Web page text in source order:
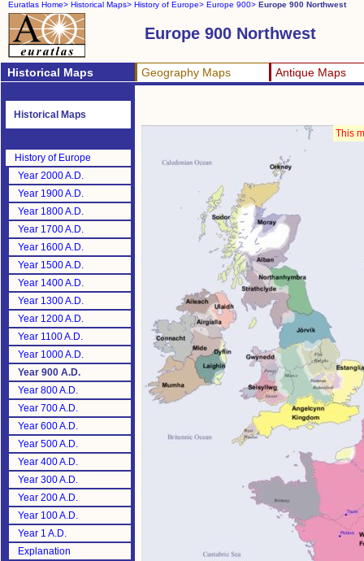
Euratlas Home> Historical Maps> History of Europe> Europe 900> Europe 900 Northwest
Europe 900 Northwest
Historical Maps Geography Maps Antique Maps
Historical Maps
History of Europe
Year 2000 A.D.
Year 1900 A.D.
Year 1800 A.D.
Year 1700 A.D.
Year 1600 A.D.
Year 1500 A.D.
Year 1400 A.D.
Year 1300 A.D.
Year 1200 A.D.
Year 1100 A.D.
Year 1000 A.D.
Year 900 A.D.
Year 800 A.D.
Year 700 A.D.
Year 600 A.D.
Year 500 A.D.
Year 400 A.D.
Year 300 A.D.
Year 200 A.D.
Year 100 A.D.
Year 1 A.D.
Explanation
This